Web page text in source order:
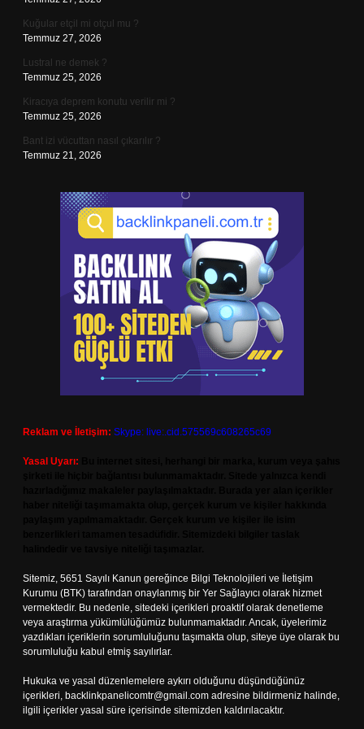
Kuğular etçil mi otçul mu ?
Temmuz 27, 2026
Lustral ne demek ?
Temmuz 25, 2026
Kiracıya deprem konutu verilir mi ?
Temmuz 25, 2026
Bant izi vücuttan nasıl çıkarılır ?
Temmuz 21, 2026
Reklam ve İletişim: Skype: live:.cid.575569c608265c69
Yasal Uyarı:
Sitemiz, 5651 Sayılı Kanun gereğince Bilgi Teknolojileri ve İletişim
Kurumu (BTK) tarafından onaylanmış bir Yer Sağlayıcı olarak hizmet
vermektedir. Bu nedenle, sitedeki içerikleri proaktif olarak denetleme
veya araştırma yükümlülüğümüz bulunmamaktadır. Ancak, üyelerimiz
yazdıkları içeriklerin sorumluluğunu taşımakta olup, siteye üye olarak bu
sorumluluğu kabul etmiş sayılırlar.
Hukuka ve yasal düzenlemelere aykırı olduğunu düşündüğünüz
içerikleri, backlinkpanelicomtr@gmail.com adresine bildirmeniz halinde,
ilgili içerikler yasal süre içerisinde sitemizden kaldırılacaktır.